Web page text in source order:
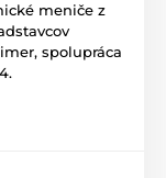
meniče z
spolupráca